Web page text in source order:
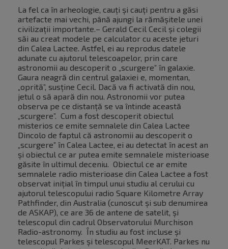
La fel ca în arheologie, cauți și cauți pentru a găsi
artefacte mai vechi, până ajungi la rămășitele unei
civilizații importante.– Gerald Cecil Cecil și colegii
săi au creat modele pe calculator cu aceste jeturi
din Calea Lactee. Astfel, ei au reprodus datele
adunate cu ajutorul telescoapelor, prin care
astronomii au descoperit o „scurgere” în galaxie.
Gaura neagră din centrul galaxiei e, momentan,
„oprită”, susține Cecil. Dacă va fi activată din nou,
jetul o să apară din nou. Astronomii vor putea
observa pe ce distanță se va întinde această
„scurgere”. Cum a fost descoperit obiectul
misterios ce emite semnalele din Calea Lactee
Dincolo de faptul că astronomii au descoperit o
„scurgere” în Calea Lactee, ei au detectat în acest an
și obiectul ce ar putea emite semnalele misterioase
găsite în ultimul deceniu. Obiectul ce ar emite
semnalele radio misterioase din Calea Lactee a fost
observat inițial în timpul unui studiu al cerului cu
ajutorul telescopului radio Square Kilometre Array
Pathfinder, din Australia (cunoscut și sub denumirea
de ASKAP), ce are 36 de antene de satelit, și
telescopul din cadrul Observatorului Murchison
Radio-astronomy. În studiu au fost incluse și
telescopul Parkes și telescopul MeerKAT. Parkes nu